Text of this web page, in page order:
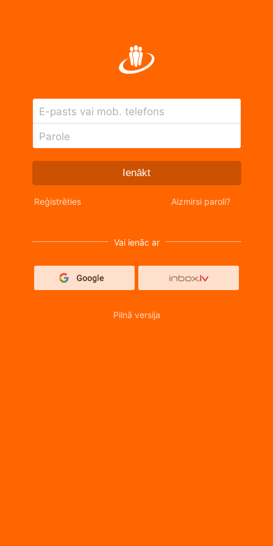
E-pasts vai mob. telefons
Parole
Ienākt
Reģistrēties Aizmirsi paroli?
Vai ienāc ar
Pilnā versija